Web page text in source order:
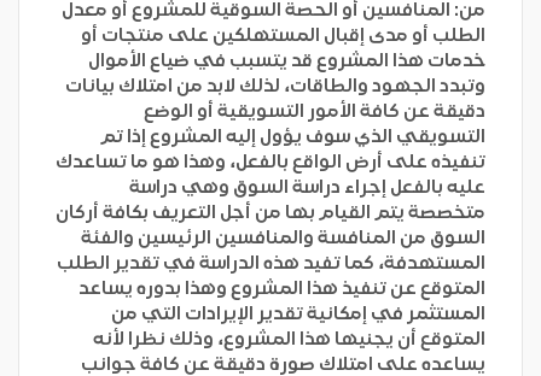
من: المنافسين أو الحصة السوقية للمشروع أو معدل
الطلب أو مدى إقبال المستهلكين على منتجات أو
خدمات هذا المشروع قد يتسبب في ضياع الأموال
وتبدد الجهود والطاقات، لذلك لابد من امتلاك بيانات
دقيقة عن كافة الأمور التسويقية أو الوضع
التسويقي الذي سوف يؤول إليه المشروع إذا تم
تنفيذه على أرض الواقع بالفعل، وهذا هو ما تساعدك
عليه بالفعل إجراء دراسة السوق وهي دراسة
متخصصة يتم القيام بها من أجل التعريف بكافة أركان
السوق من المنافسة والمنافسين الرئيسين والفئة
المستهدفة، كما تفيد هذه الدراسة في تقدير الطلب
المتوقع عن تنفيذ هذا المشروع وهذا بدوره يساعد
المستثمر في إمكانية تقدير الإيرادات التي من
المتوقع أن يجنيها هذا المشروع، وذلك نظرا لأنه
يساعده على امتلاك صورة دقيقة عن كافة جوانب